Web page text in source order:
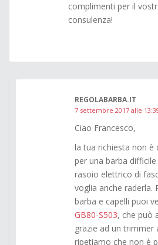
complimenti per il
consulenza!
REGOLABARBA.IT
7 settembre 2017 alle
Ciao Francesco,
la tua richiesta non è
per una barba
rasoio elettrico di
voglia anche raderla.
barba e capelli puoi
GB80-S503, che può
grazie ad un trimmer
ripetiamo che non è